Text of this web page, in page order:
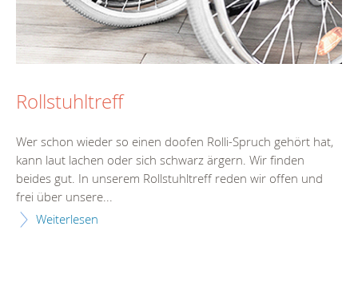
Rollstuhltreff
Wer schon wieder so einen doofen Rolli-Spruch gehört hat,
kann laut lachen oder sich schwarz ärgern. Wir finden
beides gut. In unserem Rollstuhltreff reden wir offen und
frei über unsere...
Weiterlesen